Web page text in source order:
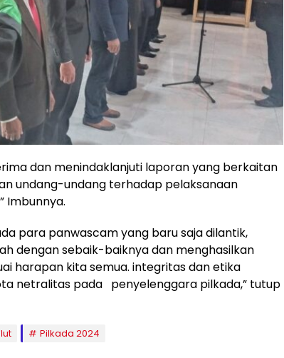
dan menindaklanjuti laporan yang berkaitan
undang-undang terhadap pelaksanaan
Imbunnya.
para panwascam yang baru saja dilantik,
dengan sebaik-baiknya dan menghasilkan
harapan kita semua. integritas dan etika
netralitas pada penyelenggara pilkada,” tutup
Pilkada 2024